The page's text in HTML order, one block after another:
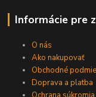
Informácie pre
O nás
Ako nakupovať
Obchodné
Doprava a platba